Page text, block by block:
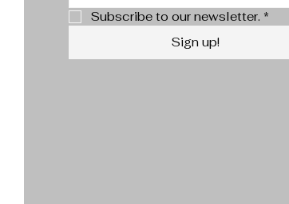
Subscribe to our newsletter. *
Sign up!